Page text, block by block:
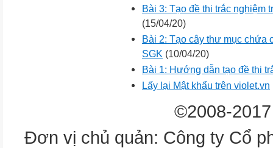
Bài 3: Tạo đề thi trắc nghiệm
(15/04/20)
Bài 2: Tạo cây thư mục chứa
SGK (10/04/20)
Bài 1: Hướng dẫn tạo đề thi
Lấy lại Mật khẩu trên violet.vn
©2008-
Đơn vị chủ quản: Công ty Cổ